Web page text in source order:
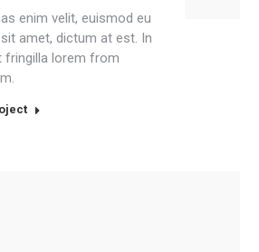
enim velit, euismod eu
amet, dictum at est. In
fringilla lorem from